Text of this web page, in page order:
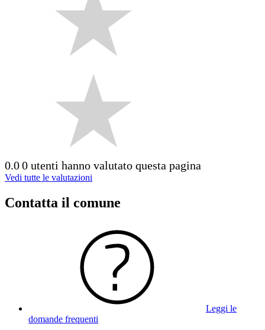
0.00 utenti hanno valutato questa pagina
Vedi tutte le valutazioni
Contatta il comune
Leggi le
domande frequenti